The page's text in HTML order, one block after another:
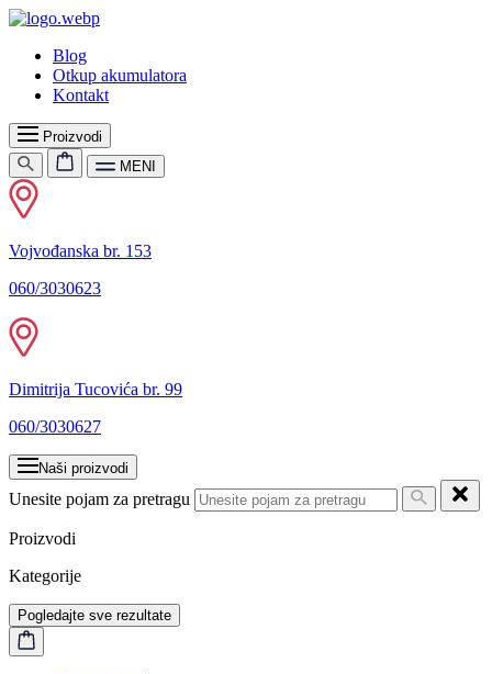
Blog
Otkup akumulatora
Kontakt
Proizvodi
MENI
Vojvođanska br. 153
060/3030623
Dimitrija Tucovića br. 99
060/3030627
Naši proizvodi
Unesite pojam za pretragu
Proizvodi
Kategorije
Pogledajte sve rezultate